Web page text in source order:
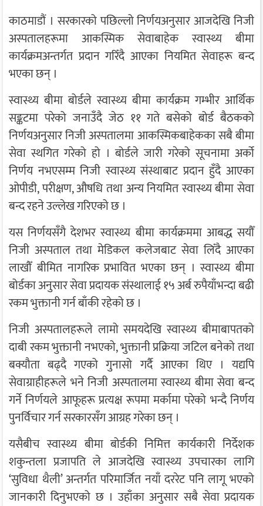
काठमाडौं । सरकारको पछिल्लो निर्णयअनुसार आजदेखि निजी
अस्पतालहरूमा आकस्मिक सेवाबाहेक स्वास्थ्य बीमा
कार्यक्रमअन्तर्गत प्रदान गरिँदै आएका नियमित सेवाहरू बन्द
भएका छन् ।
स्वास्थ्य बीमा बोर्डले स्वास्थ्य बीमा कार्यक्रम गम्भीर आर्थिक
सङ्कटमा परेको जनाउँदै जेठ ११ गते बसेको बोर्ड बैठकको
निर्णयअनुसार निजी अस्पतालमा आकस्मिकबाहेकका सबै बीमा
सेवा स्थगित गरेको हो । बोर्डले जारी गरेको सूचनामा अर्को
निर्णय नभएसम्म निजी स्वास्थ्य संस्थाबाट प्रदान हुँदै आएका
ओपीडी, परीक्षण, औषधि तथा अन्य नियमित स्वास्थ्य बीमा सेवा
बन्द रहने उल्लेख गरिएको छ ।
यस निर्णयसँगै देशभर स्वास्थ्य बीमा कार्यक्रममा आबद्ध सयौँ
निजी अस्पताल तथा मेडिकल कलेजबाट सेवा लिँदै आएका
लाखौँ बीमित नागरिक प्रभावित भएका छन् । स्वास्थ्य बीमा
बोर्डका अनुसार सेवा प्रदायक संस्थालाई १५ अर्ब रुपैयाँभन्दा बढी
रकम भुक्तानी गर्न बाँकी रहेको छ ।
निजी अस्पतालहरूले लामो समयदेखि स्वास्थ्य बीमाबापतको
दाबी रकम भुक्तानी नभएको, भुक्तानी प्रक्रिया जटिल बनेको तथा
बक्यौता बढ्दै गएको गुनासो गर्दै आएका थिए । यद्यपि
सेवाग्राहीहरूले भने निजी अस्पतालमा स्वास्थ्य बीमा सेवा बन्द
गर्ने निर्णयले आफूहरू प्रत्यक्ष रूपमा मर्कामा परेको भन्दै निर्णय
पुनर्विचार गर्न सरकारसँग आग्रह गरेका छन् ।
यसैबीच स्वास्थ्य बीमा बोर्डकी निमित्त कार्यकारी निर्देशक
शकुन्तला प्रजापतिले आजदेखि स्वास्थ्य उपचारका लागि
‘सुविधा थैली’ अन्तर्गत परिमार्जित नयाँ दररेट पनि लागू भएको
जानकारी दिनुभएको छ । उहाँका अनुसार सबै सेवा प्रदायक